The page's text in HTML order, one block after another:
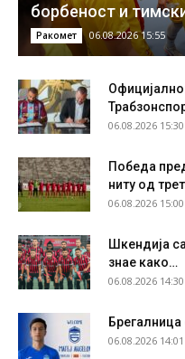
борбеност и
Ракомет 06.08.2026 15:55
06.08.2026 15:30
Победа
ниту од
06.08.2026 15:00
Шкендија
знае како…
06.08.2026 14:30
06.08.2026 14:01